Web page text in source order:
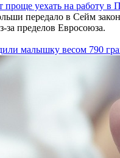
проще уехать на работу в
передало в Сейм
за пределов Евросоюза.
малышку весом 790